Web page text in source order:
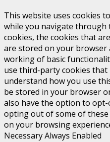
This website uses cookies
while you navigate through
cookies, the cookies that
are stored on your browser
working of basic
use third-party cookies that
understand how you use
be stored in your browser
also have the option to
opting out of some of these
on your browsing
NecessaryAlways Enabled